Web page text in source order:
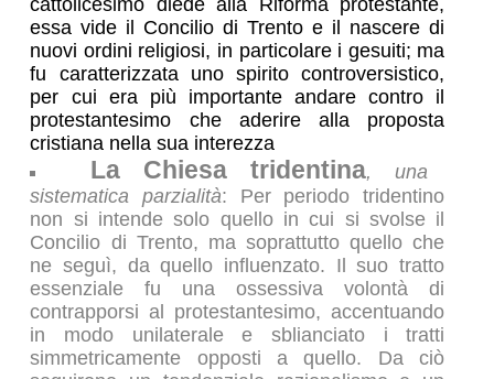
cattolicesimo diede alla Riforma protestante,
essa vide il Concilio di Trento e il nascere di
nuovi ordini religiosi, in particolare i gesuiti; ma
fu caratterizzata uno spirito controversistico,
per cui era più importante andare contro il
protestantesimo che aderire alla proposta
cristiana nella sua interezza
La Chiesa tridentina, una
sistematica parzialità: Per periodo tridentino
non si intende solo quello in cui si svolse il
Concilio di Trento, ma soprattutto quello che
ne seguì, da quello influenzato. Il suo tratto
essenziale fu una ossessiva volontà di
contrapporsi al protestantesimo, accentuando
in modo unilaterale e sblianciato i tratti
simmetricamente opposti a quello. Da ciò